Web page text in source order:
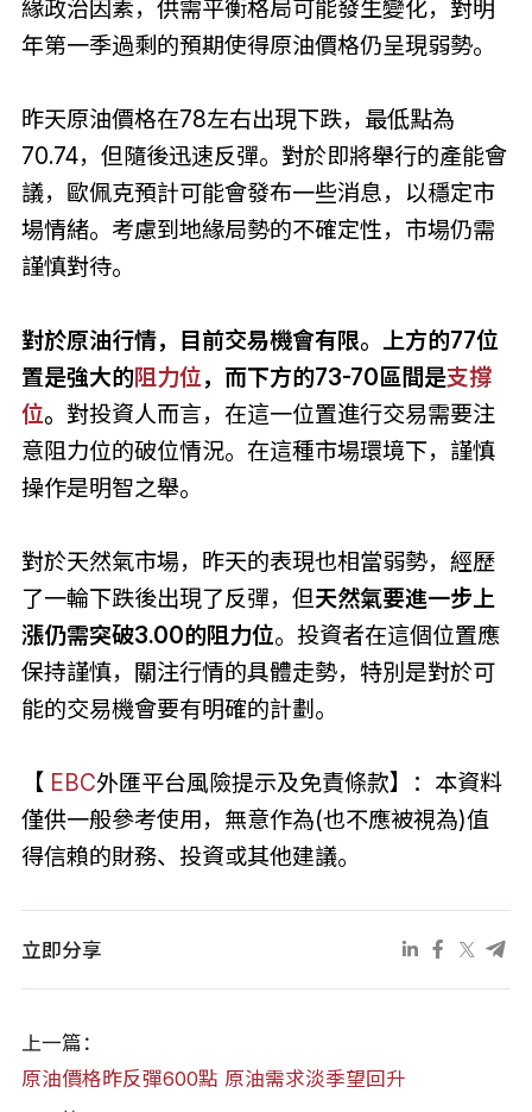
緣政治因素，供需平衡格局可能發生變化，對明
年第一季過剩的預期使得原油價格仍呈現弱勢。
昨天原油價格在78左右出現下跌，最低點為
70.74，但隨後迅速反彈。對於即將舉行的產能會
議，歐佩克預計可能會發布一些消息，以穩定市
場情緒。考慮到地緣局勢的不確定性，市場仍需
謹慎對待。
對於原油行情，目前交易機會有限。上方的77位
置是強大的阻力位，而下方的73-70區間是支撐
位。 對投資人而言，在這一位置進行交易需要注
意阻力位的破位情況。在這種市場環境下，謹慎
操作是明智之舉。
對於天然氣市場，昨天的表現也相當弱勢，經歷
了一輪下跌後出現了反彈，但天然氣要進一步上
漲仍需突破3.00的阻力位。投資者在這個位置應
保持謹慎，關注行情的具體走勢，特別是對於可
能的交易機會要有明確的計劃。
【 EBC外匯平台風險提示及免責條款】：本資料
僅供一般參考使用，無意作為(也不應被視為)值
得信賴的財務、投資或其他建議。
立即分享
上一篇：
原油價格昨反彈600點 原油需求淡季望回升